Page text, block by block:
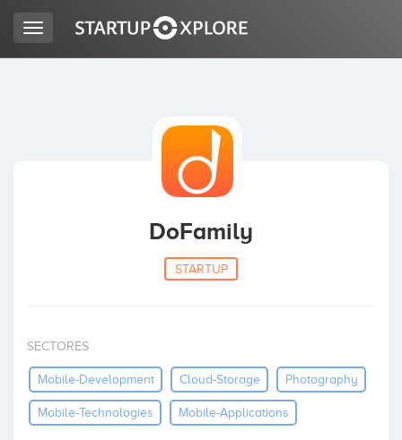
Inicio
Invertir
Toggle
navigation
DoFamily
STARTUP
SECTORES
Mobile-Development Cloud-Storage Photography
Mobile-Technologies Mobile-Applications